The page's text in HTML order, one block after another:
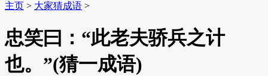
主页 > 大家猜成语 >
忠笑曰：“此老夫骄兵之计
也。”(猜一成语)